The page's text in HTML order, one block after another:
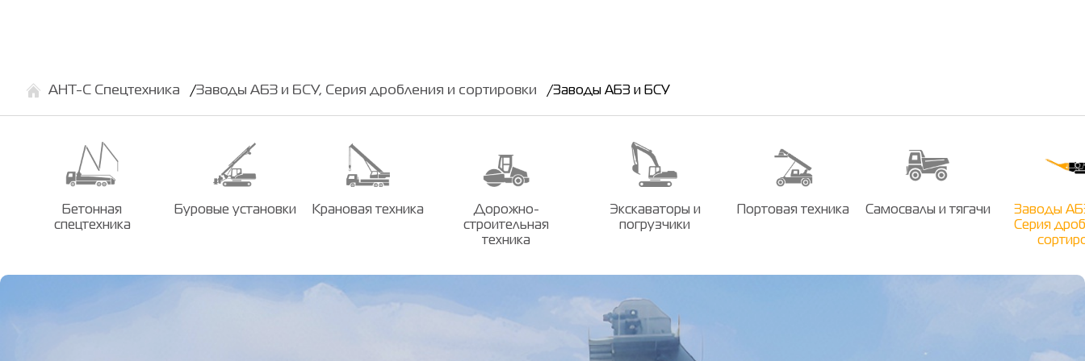
АНТ-С Спецтехника Заводы АБЗ и БСУ, Серия дробления и сортировки Заводы АБЗ и БСУ
Бетонная
спецтехника
Буровые установки Крановая техника
Дорожно-
строительная
техника
Экскаваторы и
погрузчики
Портовая техника Самосвалы и тягачи
Заводы
Серия